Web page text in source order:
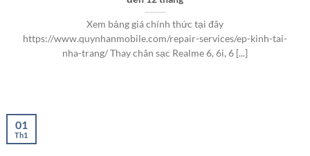
Xem bảng giá chính thức tại đây
https://www.quynhanmobile.com/repair-services/ep-kinh-tai-
nha-trang/ Thay chân sạc Realme 6, 6i, 6 [...]
01
Th1